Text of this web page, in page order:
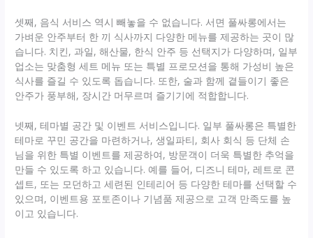
셋째, 음식 서비스 역시 빼놓을 수 없습니다. 서면 풀싸롱에서는
가벼운 안주부터 한 끼 식사까지 다양한 메뉴를 제공하는 곳이 많
습니다. 치킨, 과일, 해산물, 한식 안주 등 선택지가 다양하며, 일부
업소는 맞춤형 세트 메뉴 또는 특별 프로모션을 통해 가성비 높은
식사를 즐길 수 있도록 돕습니다. 또한, 술과 함께 곁들이기 좋은
안주가 풍부해, 장시간 머무르며 즐기기에 적합합니다.
넷째, 테마별 공간 및 이벤트 서비스입니다. 일부 풀싸롱은 특별한
테마로 꾸민 공간을 마련하거나, 생일파티, 회사 회식 등 단체 손
님을 위한 특별 이벤트를 제공하여, 방문객이 더욱 특별한 추억을
만들 수 있도록 하고 있습니다. 예를 들어, 디즈니 테마, 레트로 콘
셉트, 또는 모던하고 세련된 인테리어 등 다양한 테마를 선택할 수
있으며, 이벤트용 포토존이나 기념품 제공으로 고객 만족도를 높
이고 있습니다.